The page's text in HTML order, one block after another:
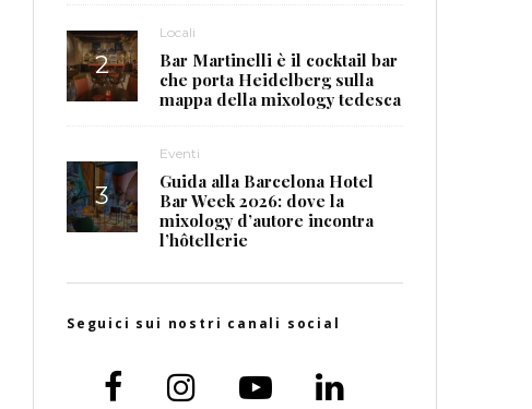
Locali
Bar Martinelli è il cocktail bar
che porta Heidelberg sulla
mappa della mixology tedesca
Eventi
Guida alla Barcelona Hotel
Bar Week 2026: dove la
mixology d’autore incontra
l’hôtellerie
Seguici sui nostri canali social